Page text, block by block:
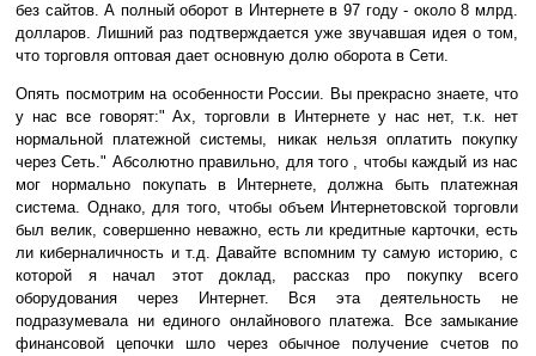
без сайтов. А полный оборот в Интернете в 97 году - около 8 млрд.
долларов. Лишний раз подтверждается уже звучавшая идея о том,
что торговля оптовая дает основную долю оборота в Сети.
Опять посмотрим на особенности России. Вы прекрасно знаете, что
у нас все говорят:" Ах, торговли в Интернете у нас нет, т.к. нет
нормальной платежной системы, никак нельзя оплатить покупку
через Сеть." Абсолютно правильно, для того , чтобы каждый из нас
мог нормально покупать в Интернете, должна быть платежная
система. Однако, для того, чтобы объем Интернетовской торговли
был велик, совершенно неважно, есть ли кредитные карточки, есть
ли киберналичность и т.д. Давайте вспомним ту самую историю, с
которой я начал этот доклад, рассказ про покупку всего
оборудования через Интернет. Вся эта деятельность не
подразумевала ни единого онлайнового платежа. Все замыкание
финансовой цепочки шло через обычное получение счетов по